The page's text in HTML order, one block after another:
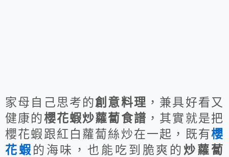
家母自己思考的創意料理 ，兼具好看又
健康的櫻花蝦炒蘿蔔食譜 ，其實就是把
櫻花蝦跟紅白蘿蔔絲炒在一起，既有櫻
花蝦 的海味，也能吃到脆爽的 炒蘿蔔